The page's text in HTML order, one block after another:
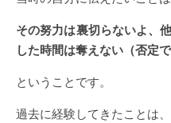
その努力は裏切らないよ、
した時間は奪えない（否定で
ということです。
過去に経験してきたことは、